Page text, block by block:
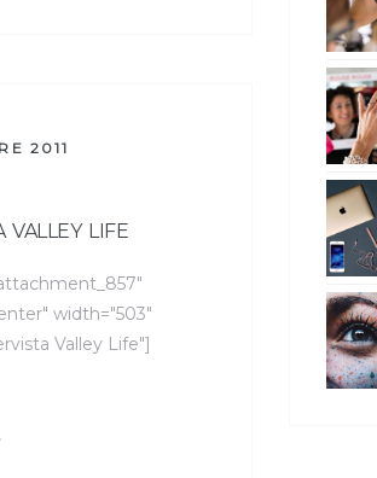
2011
VALLEY LIFE
width="503"
Valley Life"]